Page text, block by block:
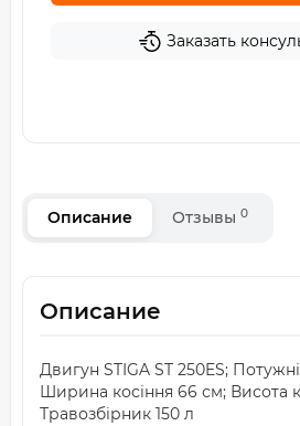
Заказать
Описание Отзывы 0
Описание
Двигун STIGA ST 250ES;
Ширина косіння 66 см; Висота
Травозбірник 150 л